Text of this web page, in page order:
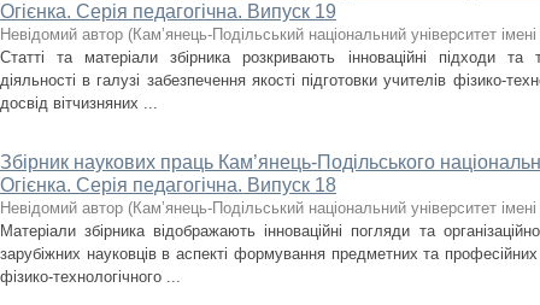
Огієнка. Серія педагогічна. Випуск 19
Невідомий автор (Кам’янець-Подільський національний університет
Статті та матеріали збірника розкривають інноваційні підходи та
діяльності в галузі забезпечення якості підготовки учителів фізико-
досвід вітчизняних ...
Збірник наукових праць Кам’янець-Подільського
Огієнка. Серія педагогічна. Випуск 18
Невідомий автор (Кам’янець-Подільський національний університет
Матеріали збірника відображають інноваційні погляди та
зарубіжних науковців в аспекті формування предметних та
фізико-технологічного ...